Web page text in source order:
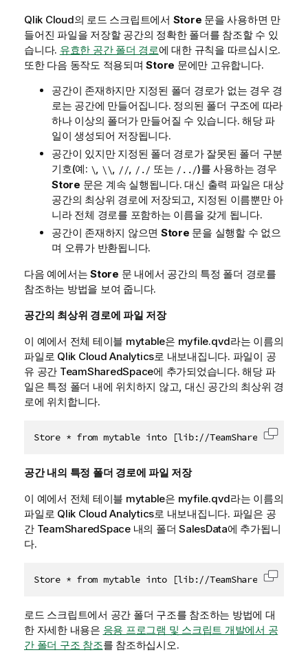
Qlik Cloud의 로드 스크립트에서 Store 문을 사용하면 만
들어진 파일을 저장할 공간의 정확한 폴더를 참조할 수 있
습니다. 유효한 공간 폴더 경로에 대한 규칙을 따르십시오.
또한 다음 동작도 적용되며Store 문에만 고유합니다.
공간이 존재하지만 지정된 폴더 경로가 없는 경우 경
로는 공간에 만들어집니다. 정의된 폴더 구조에 따라
하나 이상의 폴더가 만들어질 수 있습니다. 해당 파
일이 생성되어 저장됩니다.
공간이 있지만 지정된 폴더 경로가 잘못된 폴더 구분
기호(예: \, \\, //, /./ 또는 /../)를 사용하는 경우
Store 문은 계속 실행됩니다. 대신 출력 파일은 대상
공간의 최상위 경로에 저장되고, 지정된 이름뿐만 아
니라 전체 경로를 포함하는 이름을 갖게 됩니다.
공간이 존재하지 않으면 Store 문을 실행할 수 없으
며 오류가 반환됩니다.
다음 예에서는 Store 문 내에서 공간의 특정 폴더 경로를
참조하는 방법을 보여 줍니다.
공간의 최상위 경로에 파일 저장
이 예에서 전체 테이블 mytable은 myfile.qvd라는 이름의
파일로 Qlik Cloud Analytics로 내보내집니다. 파일이 공
유 공간 TeamSharedSpace에 추가되었습니다. 해당 파
일은 특정 폴더 내에 위치하지 않고, 대신 공간의 최상위 경
로에 위치합니다.
Store * from mytable into [lib:// 클립보
공간 내의 특정 폴더 경로에 파일 저장
이 예에서 전체 테이블 mytable은 myfile.qvd라는 이름의
파일로 Qlik Cloud Analytics로 내보내집니다. 파일은 공
간 TeamSharedSpace내의 폴더 SalesData에 추가됩니
다.
Store * from mytable into [lib:// 클립보
로드 스크립트에서 공간 폴더 구조를 참조하는 방법에 대
한 자세한 내용은 응용 프로그램 및 스크립트 개발에서 공
간 폴더 구조 참조를 참조하십시오.